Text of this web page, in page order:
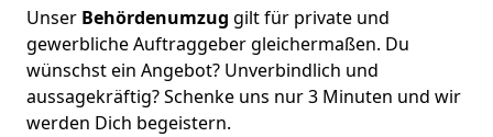
Unser Behördenumzug gilt für private und
gewerbliche Auftraggeber gleichermaßen. Du
wünschst ein Angebot? Unverbindlich und
aussagekräftig? Schenke uns nur 3 Minuten und wir
werden Dich begeistern.